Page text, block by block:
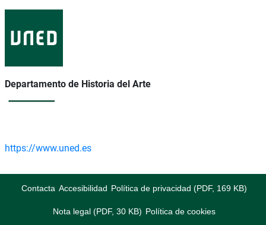
Departamento de Historia del Arte
https://www.uned.es
Contacta Accesibilidad Política de privacidad (PDF, 169 KB)
Nota legal (PDF, 30 KB) Política de cookies